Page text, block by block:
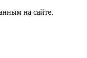
на сайте.